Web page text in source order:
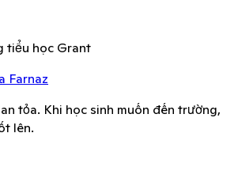
tiểu học Grant
Farnaz
tỏa. Khi học sinh muốn đến trường,
lên.